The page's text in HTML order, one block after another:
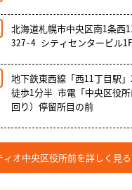
北海道札幌市中央区南1条西
327-4 シティセンタービル1F
地下鉄東西線「西11丁目駅
徒歩1分半 市電「中央区役
回り）停留所目の前
ィオ中央区役所前を詳しく見る